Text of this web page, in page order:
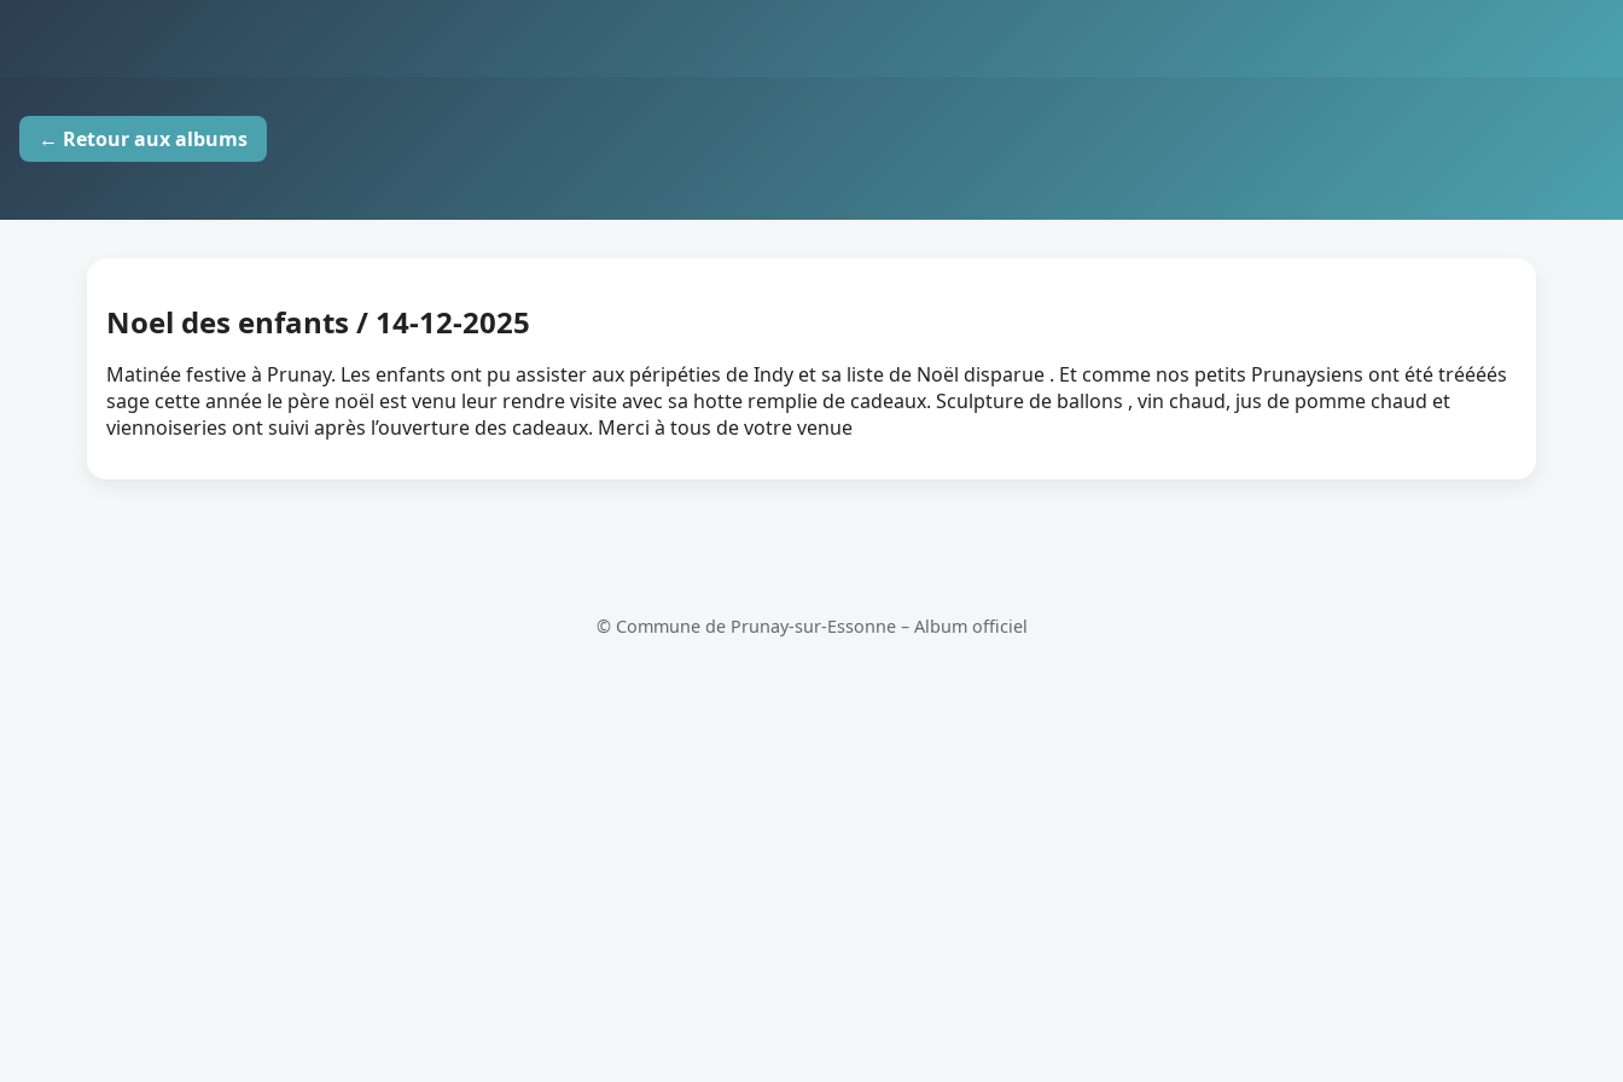
← Retour aux albums
Noel des enfants / 14-12-2025
Matinée festive à Prunay. Les enfants ont pu assister aux péripéties de Indy et sa liste de Noël disparue . Et comme nos petits Prunaysiens ont été tréééés
sage cette année le père noël est venu leur rendre visite avec sa hotte remplie de cadeaux. Sculpture de ballons , vin chaud, jus de pomme chaud et
viennoiseries ont suivi après l’ouverture des cadeaux. Merci à tous de votre venue
© Commune de Prunay-sur-Essonne – Album officiel